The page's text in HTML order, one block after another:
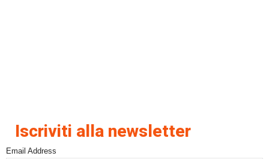
Iscriviti alla newsletter
Email Address